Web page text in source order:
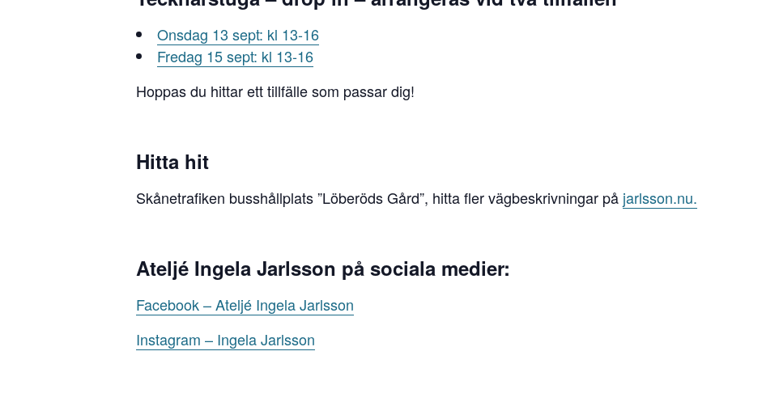
Onsdag 13 sept: kl 13-16
Fredag 15 sept: kl 13-16
Hoppas du hittar ett tillfälle som passar dig!
Hitta hit
Skånetrafiken busshållplats ”Löberöds Gård”, hitta fler vägbeskrivningar på jarlsson.nu.
Ateljé Ingela Jarlsson på sociala medier:
Facebook – Ateljé Ingela Jarlsson
Instagram – Ingela Jarlsson